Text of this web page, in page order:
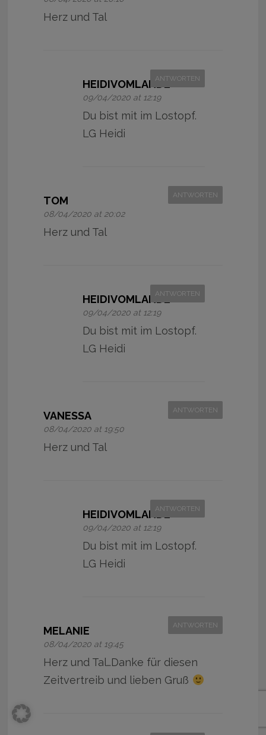
Herz und Tal
HEIDIVOMLANDE
09/04/2020 at 12:19
ANTWORTEN
Du bist mit im Lostopf.
LG Heidi
TOM
08/04/2020 at 20:02
ANTWORTEN
Herz und Tal
HEIDIVOMLANDE
09/04/2020 at 12:19
ANTWORTEN
Du bist mit im Lostopf.
LG Heidi
VANESSA
08/04/2020 at 19:50
ANTWORTEN
Herz und Tal
HEIDIVOMLANDE
09/04/2020 at 12:19
ANTWORTEN
Du bist mit im Lostopf.
LG Heidi
MELANIE
08/04/2020 at 19:45
ANTWORTEN
Herz und Tal…Danke für diesen
Zeitvertreib und lieben Gruß